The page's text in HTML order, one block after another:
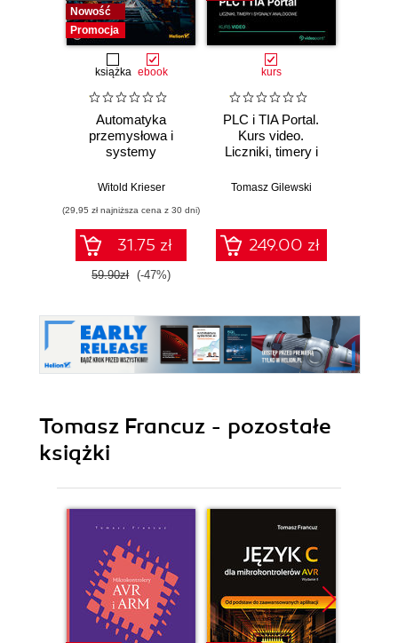
Nowość
Promocja
książka ebook
Automatyka
przemysłowa i
systemy
pigułce
Witold Krieser
(29,95 zł najniższa cena z 30 dni)
31.75 zł
59.90zł (-47%)
kurs
PLC i TIA Portal.
Kurs video.
Liczniki, timery i
Tomasz Gilewski
249.00 zł
Tomasz Francuz - pozostałe
książki